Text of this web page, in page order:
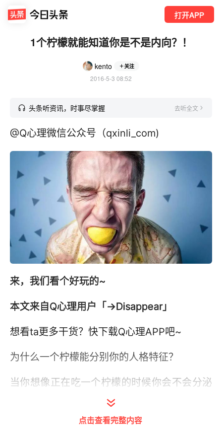
打开APP
1个柠檬就能知道你是不是内向？！
kento 关注
2016-5-3 08:52
头条听资讯，时事尽掌握 去听全文
@Q心理微信公众号（qxinli_com)
来，我们看个好玩的~
本文来自Q心理用户「 →Disappear」
想看ta更多干货？快下载Q心理APP吧~
为什么一个柠檬能分别你的人格特征？
当你想像正在吃一个柠檬的时候你会不会分泌
唾液？这种望梅止渴更多的是大脑的工作，而
不是味觉的工作。
点击查看完整内容